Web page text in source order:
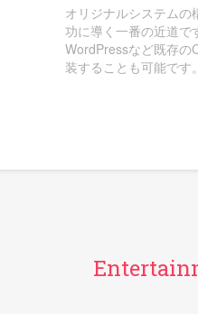
オリジナルシステム
功に導く一番の近道で
WordPressなど既存の
装することも可能です。